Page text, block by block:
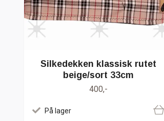
Silkedekken klassisk rutet
beige/sort 33cm
400,-
På lager